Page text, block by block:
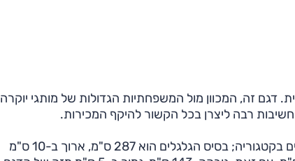
דגם זה, המכוון מול המשפחתיות הגדולות של מותגי יוקרה
S60 החדשה לא רק גדולה מקודמתה אלא גם ביחס לדגמים אחרים בקטגוריה; בסיס הגלגלים הוא 287 ס"מ, ארוך ב-10 ס"מ